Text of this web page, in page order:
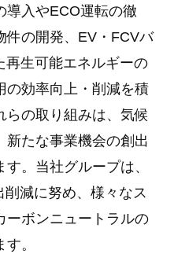
導入やECO運転の徹
件の開発、EV・FCVバ
再生可能エネルギーの
の効率向上・削減を積
らの取り組みは、気候
新たな事業機会の創出
。当社グループは、
減に努め、様々なス
ーボンニュートラルの
。